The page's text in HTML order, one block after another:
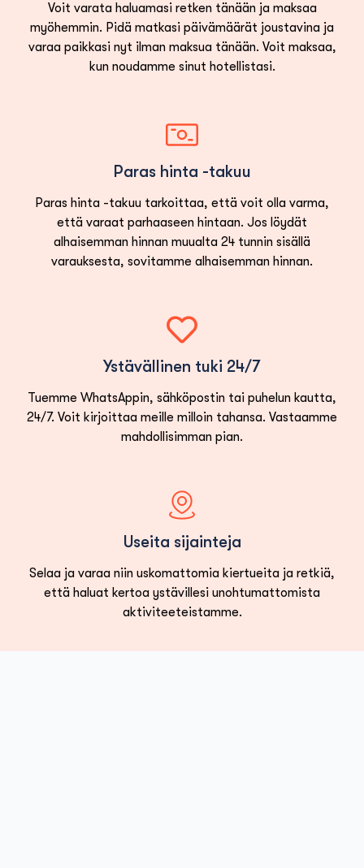
Voit varata haluamasi retken tänään ja maksaa
myöhemmin. Pidä matkasi päivämäärät joustavina ja
varaa paikkasi nyt ilman maksua tänään. Voit maksaa,
kun noudamme sinut hotellistasi.
Paras hinta -takuu
Paras hinta -takuu tarkoittaa, että voit olla varma,
että varaat parhaaseen hintaan. Jos löydät
alhaisemman hinnan muualta 24 tunnin sisällä
varauksesta, sovitamme alhaisemman hinnan.
Ystävällinen tuki 24/7
Tuemme WhatsAppin, sähköpostin tai puhelun kautta,
24/7. Voit kirjoittaa meille milloin tahansa. Vastaamme
mahdollisimman pian.
Useita sijainteja
Selaa ja varaa niin uskomattomia kiertueita ja retkiä,
että haluat kertoa ystävillesi unohtumattomista
aktiviteeteistamme.